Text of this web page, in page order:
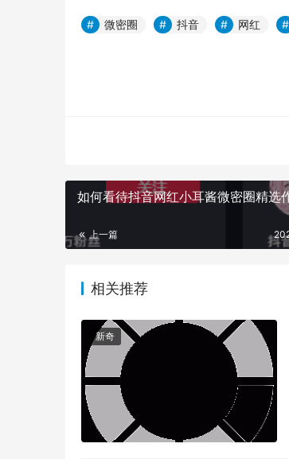
的产品并非完全适合所有人群，甚
综上所述，美了个滢的微密圈资源
微密圈 抖音 网红
如何看待抖音网红小耳酱微密圈精选
上一篇
相关推荐
新奇